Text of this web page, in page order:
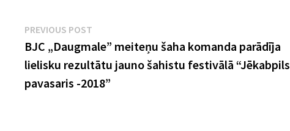
Ziņu
izvēlne
PREVIOUS POST
post:
BJC „Daugmale” meiteņu šaha komanda parādīja
lielisku rezultātu jauno šahistu festivālā “Jēkabpils
pavasaris -2018”